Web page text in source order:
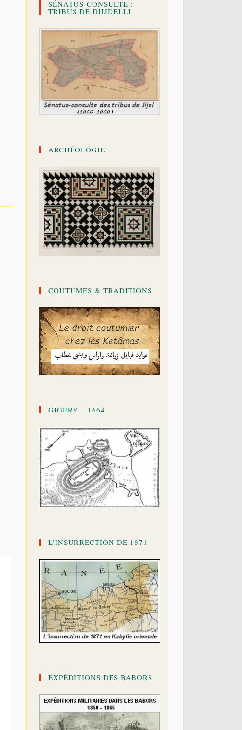
SÉNATUS-CONSULTE :
TRIBUS DE DJIJDELLI
ARCHÉOLOGIE
COUTUMES & TRADITIONS
GIGERY – 1664
L’INSURRECTION DE 1871
EXPÉDITIONS DES BABORS